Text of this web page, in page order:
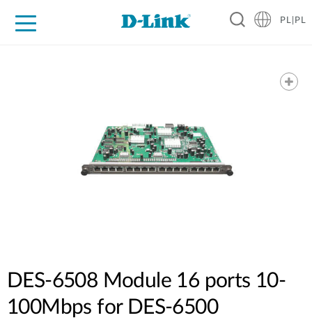
PL|PL
DES-6508 Module 16 ports 10-
100Mbps for DES-6500